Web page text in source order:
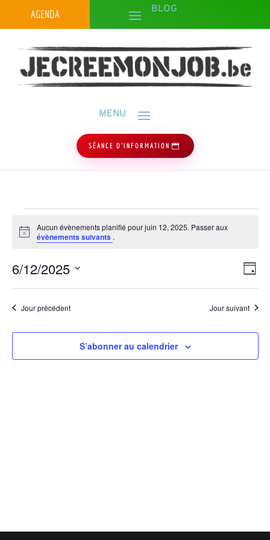
AGENDA
SÉANCE D'INFORMATION
for
12,
2025
Notice
Aucun évènements planifié pour juin 12, 2025. Passer aux
évènements suivants .
de
vues
Jour
6/12/2025
date.Jour précédent Jour suivant
S’abonner au calendrier